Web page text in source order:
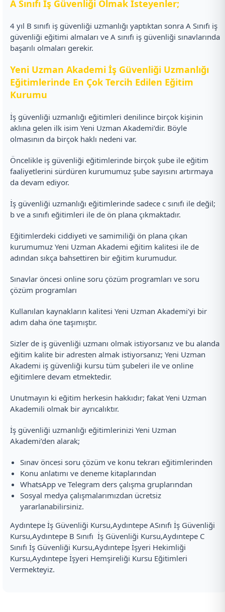
A Sınıfı İş Güvenliği Olmak İsteyenler;
4 yıl B sınıfı iş güvenliği uzmanlığı yaptıktan sonra A Sınıfı iş
güvenliği eğitimi almaları ve A sınıfı iş güvenliği sınavlarında
başarılı olmaları gerekir.
Yeni Uzman Akademi İş Güvenliği Uzmanlığı
Eğitimlerinde En Çok Tercih Edilen Eğitim
Kurumu
İş güvenliği uzmanlığı eğitimleri denilince birçok kişinin
aklına gelen ilk isim Yeni Uzman Akademi’dir. Böyle
olmasının da birçok haklı nedeni var.
Öncelikle iş güvenliği eğitimlerinde birçok şube ile eğitim
faaliyetlerini sürdüren kurumumuz şube sayısını artırmaya
da devam ediyor.
İş güvenliği uzmanlığı eğitimlerinde sadece c sınıfı ile değil;
b ve a sınıfı eğitimleri ile de ön plana çıkmaktadır.
Eğitimlerdeki ciddiyeti ve samimiliği ön plana çıkan
kurumumuz Yeni Uzman Akademi eğitim kalitesi ile de
adından sıkça bahsettiren bir eğitim kurumudur.
Sınavlar öncesi online soru çözüm programları ve soru
çözüm programları
Kullanılan kaynakların kalitesi Yeni Uzman Akademi’yi bir
adım daha öne taşımıştır.
Sizler de iş güvenliği uzmanı olmak istiyorsanız ve bu alanda
eğitim kalite bir adresten almak istiyorsanız; Yeni Uzman
Akademi iş güvenliği kursu tüm şubeleri ile ve online
eğitimlere devam etmektedir.
Unutmayın ki eğitim herkesin hakkıdır; fakat Yeni Uzman
Akademili olmak bir ayrıcalıktır.
İş güvenliği uzmanlığı eğitimlerinizi Yeni Uzman
Akademi’den alarak;
Sınav öncesi soru çözüm ve konu tekrarı eğitimlerinden
Konu anlatımı ve deneme kitaplarından
WhatsApp ve Telegram ders çalışma gruplarından
Sosyal medya çalışmalarımızdan ücretsiz
yararlanabilirsiniz.
Aydıntepe İş Güvenliği Kursu,Aydıntepe ASınıfı İş Güvenliği
Kursu,Aydıntepe B Sınıfı İş Güvenliği Kursu,Aydıntepe C
Sınıfı İş Güvenliği Kursu,Aydıntepe İşyeri Hekimliği
Kursu,Aydıntepe İşyeri Hemşireliği Kursu Eğitimleri
Vermekteyiz.